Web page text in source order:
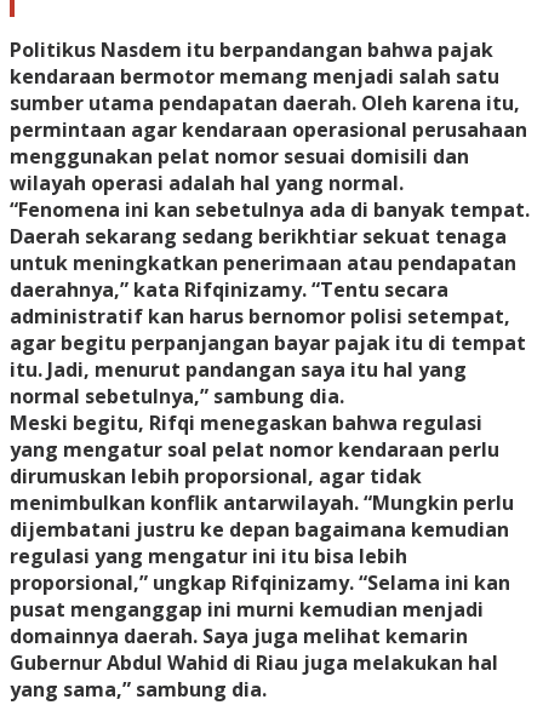
Politikus Nasdem itu berpandangan bahwa pajak
kendaraan bermotor memang menjadi salah satu
sumber utama pendapatan daerah. Oleh karena itu,
permintaan agar kendaraan operasional perusahaan
menggunakan pelat nomor sesuai domisili dan
wilayah operasi adalah hal yang normal.
“Fenomena ini kan sebetulnya ada di banyak tempat.
Daerah sekarang sedang berikhtiar sekuat tenaga
untuk meningkatkan penerimaan atau pendapatan
daerahnya,” kata Rifqinizamy. “Tentu secara
administratif kan harus bernomor polisi setempat,
agar begitu perpanjangan bayar pajak itu di tempat
itu. Jadi, menurut pandangan saya itu hal yang
normal sebetulnya,” sambung dia.
Meski begitu, Rifqi menegaskan bahwa regulasi
yang mengatur soal pelat nomor kendaraan perlu
dirumuskan lebih proporsional, agar tidak
menimbulkan konflik antarwilayah. “Mungkin perlu
dijembatani justru ke depan bagaimana kemudian
regulasi yang mengatur ini itu bisa lebih
proporsional,” ungkap Rifqinizamy. “Selama ini kan
pusat menganggap ini murni kemudian menjadi
domainnya daerah. Saya juga melihat kemarin
Gubernur Abdul Wahid di Riau juga melakukan hal
yang sama,” sambung dia.